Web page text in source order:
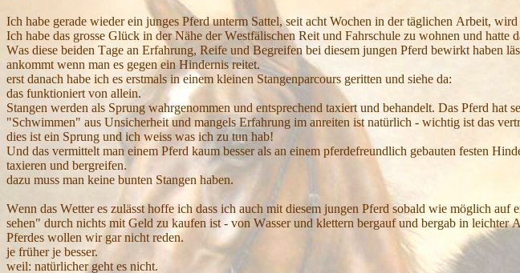
Ich habe gerade wieder ein junges Pferd unterm Sattel, seit acht Wochen in der täglichen Arbeit, wird
Ich habe das grosse Glück in derNähe derWestfälischen Reit und Fahrschule zu wohnen und hatte
Was diese beiden Tage an Erfahrung, Reife und Begreifen bei diesem jungen Pferd bewirkt haben
ankommt wenn man es gegen ein Hindernis reitet.
erst danach habe ich es erstmals in einem kleinen Stangenparcours geritten und siehe da:
das funktioniert von allein.
Stangen werden als Sprung wahrgenommen und entsprechend taxiert und behandelt. Das Pferd hat
"Schwimmen" aus Unsicherheit und mangels Erfahrung im anreiten ist natürlich - wichtig ist das
dies ist ein Sprung und ich weiss was ich zu tun hab!
Und das vermittelt man einem Pferd kaum besser als an einem pferdefreundlich gebauten festen H
taxieren und bergreifen.
dazu muss man keine bunten Stangen haben.
Wenn das Wetter es zulässt hoffe ich dass ich auch mit diesem jungen Pferd sobald wie möglich auf
sehen" durch nichts mit Geld zu kaufen ist - von Wasser und klettern bergauf und bergab in leichter
Pferdes wollen wir gar nicht reden.
je früher je besser.
weil: natürlicher geht es nicht.